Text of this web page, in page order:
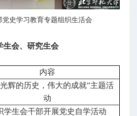
党史学习教育专题组织生活会
生会、研究生会
内容
辉的历史，伟大的成就”主题活
动
学生会干部开展党史自学活动